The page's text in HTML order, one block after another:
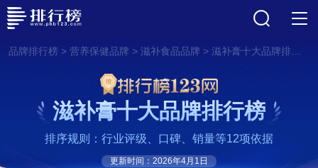
品牌排行榜> 营养保健品牌 > 滋补食品品牌 > 滋补膏十大品牌排行榜
滋补膏十大品牌排行榜
排序规则：行业评级、口碑、销量等12项依据
更新时间：2026年4月1日